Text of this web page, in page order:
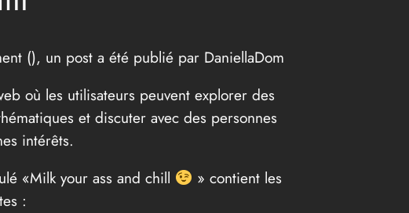
(), un post a été publié par DaniellaDom
où les utilisateurs peuvent explorer des
et discuter avec des personnes
intérêts.
«Milk your ass and chill
» contient les
: